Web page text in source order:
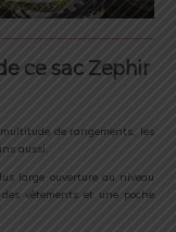
ce sac Zephir
de rangements, les
aussi.
large ouverture au niveau
vêtements et une poche